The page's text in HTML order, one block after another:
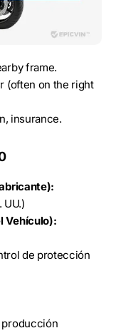
frame.
(often on the right
insurance.
UU.)
Vehículo):
de protección
producción